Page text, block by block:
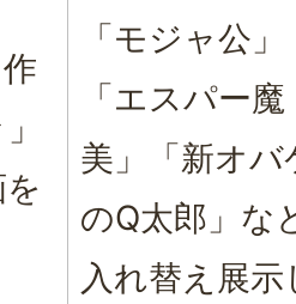
「モジャ公」
「エスパー魔
美」「新オバ
のQ太郎」な
入れ替え展示